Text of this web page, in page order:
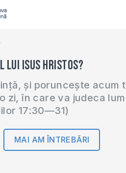
lui Isus Hristos?
și poruncește acum
zi, în care va judeca
17:30—31)
MAI AM ÎNTREBĂRI